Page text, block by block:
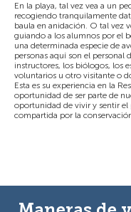
En la playa, tal vez vea a un
recogiendo tranquilamente
baula en anidación. O tal vez
guiando a los alumnos por el
una determinada especie de
personas aquí son el personal
instructores, los biólogos, los
voluntarios u otro visitante o
Esta es su experiencia en la
oportunidad de ser parte de
oportunidad de vivir y sentir el
compartida por la